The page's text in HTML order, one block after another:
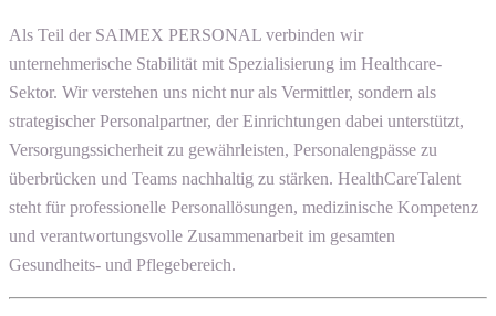
Als Teil der SAIMEX PERSONAL verbinden wir
unternehmerische Stabilität mit Spezialisierung im Healthcare-
Sektor. Wir verstehen uns nicht nur als Vermittler, sondern als
strategischer Personalpartner, der Einrichtungen dabei unterstützt,
Versorgungssicherheit zu gewährleisten, Personalengpässe zu
überbrücken und Teams nachhaltig zu stärken. HealthCareTalent
steht für professionelle Personallösungen, medizinische Kompetenz
und verantwortungsvolle Zusammenarbeit im gesamten
Gesundheits- und Pflegebereich.